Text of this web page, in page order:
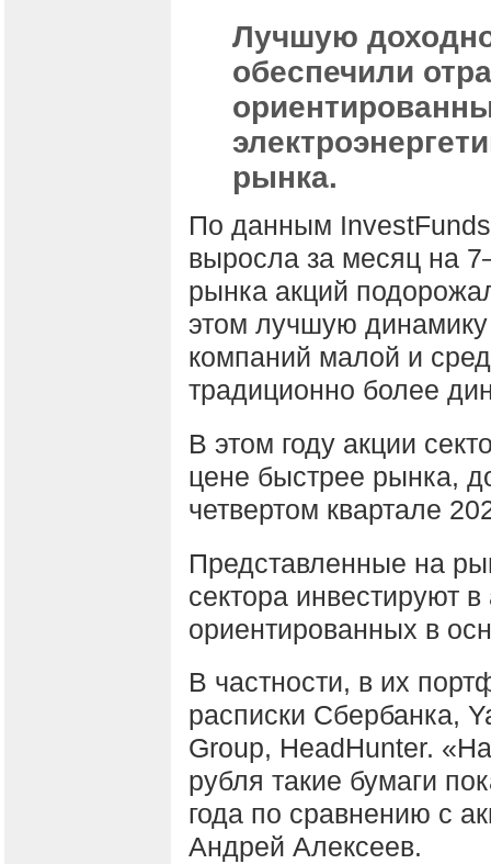
Лучшую
обеспечили
рынка.
По данным
выросла за месяц на
рынка акций
этом лучшую
компаний малой и
традиционно более
В этом году акции
цене быстрее рынка,
четвертом квартале
Представленные на
сектора инвестируют
ориентированных в
В частности, в их
расписки Сбербанка,
Group, HeadHunter.
рубля такие бумаги
года по сравнению с
Андрей Алексеев.